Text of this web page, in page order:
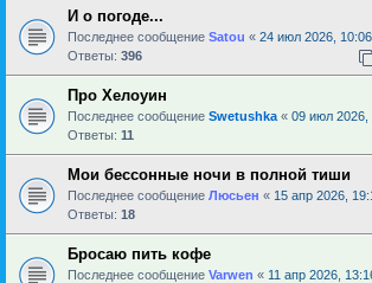
И о погоде...
Последнее сообщение Satou « 24 июл 2026, 10:06
Ответы: 396
Про Хелоуин
Последнее сообщение Swetushka « 09 июл 2026,
Ответы: 11
Мои бессонные ночи в полной тиши
Последнее сообщение Люсьен « 15 апр 2026,
Ответы: 18
Бросаю пить кофе
Последнее сообщение Varwen « 11 апр 2026,